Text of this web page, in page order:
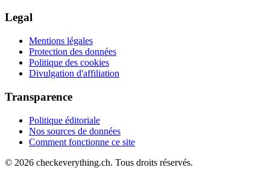
Legal
Mentions légales
Protection des données
Politique des cookies
Divulgation d'affiliation
Transparence
Politique éditoriale
Nos sources de données
Comment fonctionne ce site
© 2026 checkeverything.ch. Tous droits réservés.